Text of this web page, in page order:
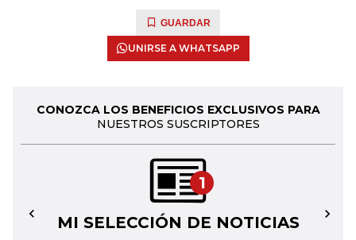
GUARDAR
UNIRSE A WHATSAPP
CONOZCA LOS BENEFICIOS EXCLUSIVOS PARA
NUESTROS SUSCRIPTORES
1
MI SELECCIÓN DE NOTICIAS
← →